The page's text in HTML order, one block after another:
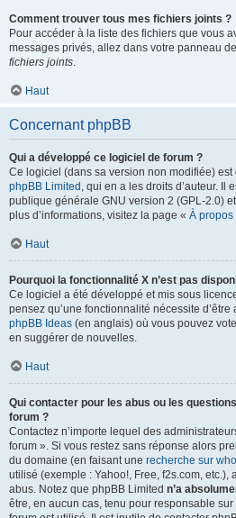
Comment trouver tous mes fichiers joints ?
Pour accéder à la liste des fichiers que vous
messages privés, allez dans votre panneau
fichiers joints.
Haut
Concernant phpBB
Qui a développé ce logiciel de forum ?
Ce logiciel (dans sa version non modifiée)
phpBB Limited , qui en a les droits d’auteur. Il
publique générale GNU version 2 (GPL-2.0)
plus d’informations, visitez la page « À propos
Haut
Pourquoi la fonctionnalité X n’est pas
Ce logiciel a été développé et mis sous
pensez qu’une fonctionnalité nécessite
phpBB Ideas (en anglais) où vous pouvez
en suggérer de nouvelles.
Haut
Qui contacter pour les abus ou les
forum ?
Contactez n’importe lequel des
forum ». Si vous restez sans réponse alors
du domaine (en faisant une recherche sur
utilisé (exemple : Yahoo!, Free, f2s.com,
abus. Notez que phpBB Limited n’a
être, en aucun cas, tenu pour responsable sur